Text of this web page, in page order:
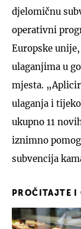
djelomičnu
operativni
Europske
ulaganjima u
mjesta.
ulaganja i
ukupno 11
iznimno
subvencija
PROČITAJTE I